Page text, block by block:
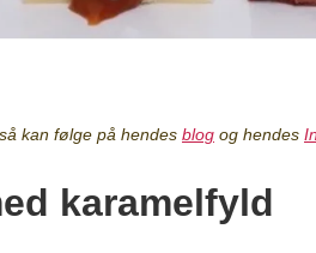
kan følge på hendes blog og hendes
karamelfyld